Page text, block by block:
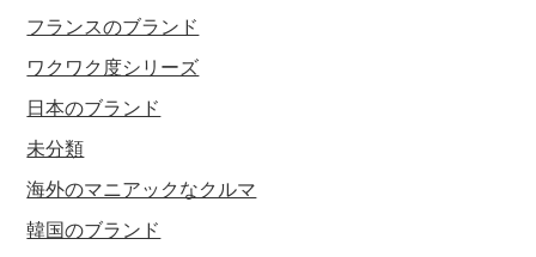
フランスのブランド
ワクワク度シリーズ
日本のブランド
未分類
海外のマニアックなクルマ
韓国のブランド